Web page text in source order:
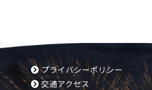
プライバシーポリシー
交通アクセス